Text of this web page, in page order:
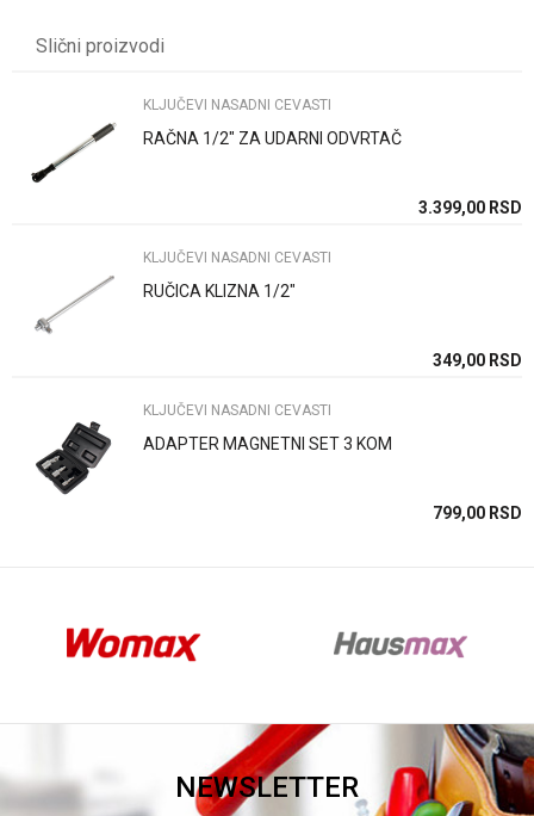
Poruka
Anti-spam zaštita - izračunajte koliko je 6 - 1 :
POŠALJI
Slični proizvodi
KLJUČEVI NASADNI CEVASTI
RAČNA 1/2" ZA UDARNI ODVRTAČ
3.399,00 RSD
KLJUČEVI NASADNI CEVASTI
RUČICA KLIZNA 1/2"
349,00 RSD
KLJUČEVI NASADNI CEVASTI
ADAPTER MAGNETNI SET 3 KOM
799,00 RSD
NEWSLETTER